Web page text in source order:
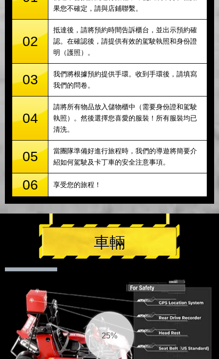
果您不確定，請與店鋪聯繫。
02
抵達後，請將預約時間告訴櫃台，並出示預約確
認。在確認後，請提供有效的駕駛執照和身份證
明（護照）。
03
我們將根據預約提供手環。收到手環後，請填寫
我們的問卷。
04
請將所有物品放入儲物櫃中（需要身份證和駕駛
執照）。然後選擇您喜愛的服裝！所有服裝均已
清洗。
05
當團隊準備好進行旅程時，我們的導遊將簡要介
紹如何駕駛及卡丁車的安全注意事項。
06 享受您的旅程！
車輛
26%